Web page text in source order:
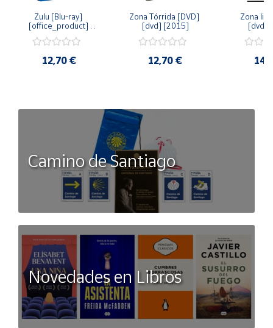
Zulu [Blu-ray]
[office_product]
12,70 €
Zona Tórrida [DVD]
[dvd] [2015]
12,70 €
Zona
[dvd]
Camino de Santiago
Novedades en Libros